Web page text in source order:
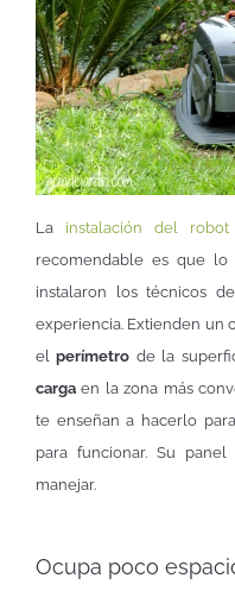
La instalación del robot
recomendable es que lo
instalaron los técnicos
experiencia. Extienden un
elperímetro de la
carga en la zona más
te enseñan a hacerlo
para funcionar. Su
manejar.
Ocupa poco